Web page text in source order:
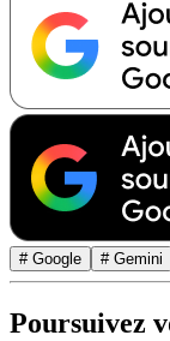
# Google # Gemini
Poursuivez